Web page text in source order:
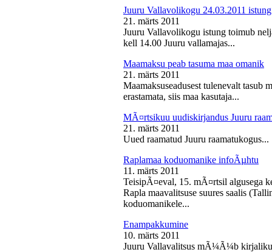
Juuru Vallavolikogu 24.03.2011 istung
21. märts 2011
Juuru Vallavolikogu istung toimub
kell 14.00 Juuru vallamajas...
Maamaksu peab tasuma maa omanik
21. märts 2011
Maamaksuseadusest tulenevalt tasub
erastamata, siis maa kasutaja...
MÃ¤rtsikuu uudiskirjandus Juuru
21. märts 2011
Uued raamatud Juuru raamatukogus...
Raplamaa koduomanike infoÃµhtu
11. märts 2011
TeisipÃ¤eval, 15. mÃ¤rtsil algusega
Rapla maavalitsuse suures saalis
koduomanikele...
Enampakkumine
10. märts 2011
Juuru Vallavalitsus mÃ¼Ã¼b kirjaliku